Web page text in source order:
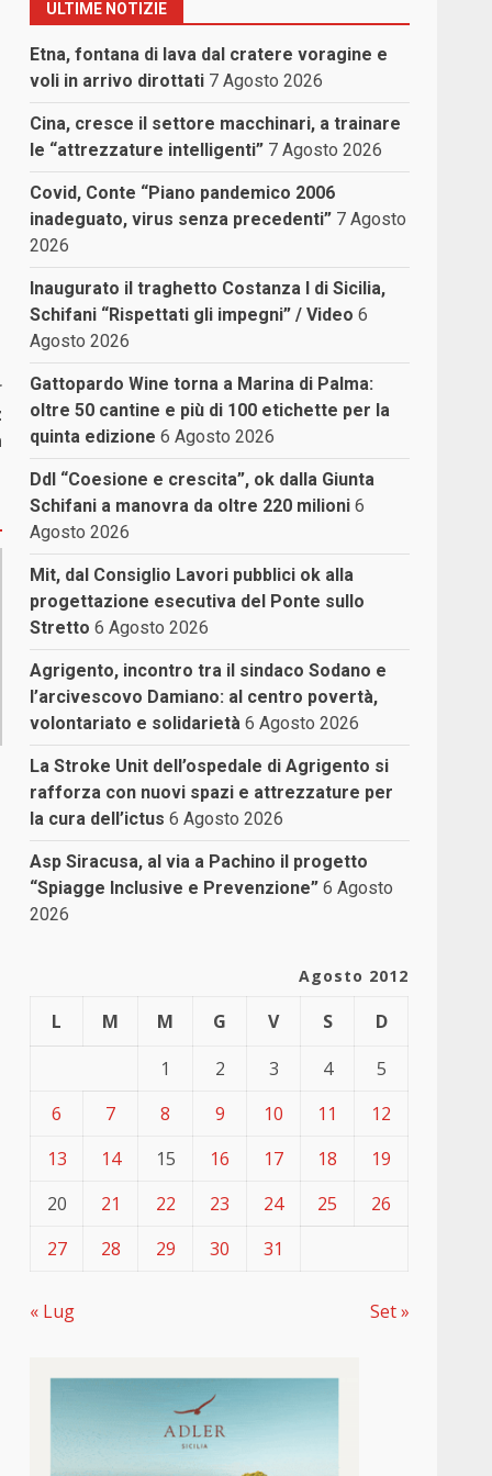
ULTIME NOTIZIE
Etna, fontana di lava dal cratere voragine e
voli in arrivo dirottati 7 Agosto 2026
Cina, cresce il settore macchinari, a trainare
le “attrezzature intelligenti” 7 Agosto 2026
Covid, Conte “Piano pandemico 2006
inadeguato, virus senza precedenti” 7 Agosto
2026
Inaugurato il traghetto Costanza I di Sicilia,
Schifani “Rispettati gli impegni” / Video 6
Agosto 2026
Gattopardo Wine torna a Marina di Palma:
oltre 50 cantine e più di 100 etichette per la
quinta edizione 6 Agosto 2026
Ddl “Coesione e crescita”, ok dalla Giunta
Schifani a manovra da oltre 220 milioni 6
Agosto 2026
Mit, dal Consiglio Lavori pubblici ok alla
progettazione esecutiva del Ponte sullo
Stretto 6 Agosto 2026
Agrigento, incontro tra il sindaco Sodano e
l’arcivescovo Damiano: al centro povertà,
volontariato e solidarietà 6 Agosto 2026
La Stroke Unit dell’ospedale di Agrigento si
rafforza con nuovi spazi e attrezzature per
la cura dell’ictus 6 Agosto 2026
Asp Siracusa, al via a Pachino il progetto
“Spiagge Inclusive e Prevenzione” 6 Agosto
2026
Agosto 2012
L M M G V S
D
1
2 3 4
5
6
7 8 9 10 11
12
13
14 15 16 17 18
19
20
21 22 23 24 25
26
27
28 29 30 31
« Lug Set »